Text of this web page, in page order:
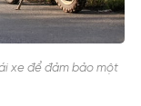
xe để đảm bảo một